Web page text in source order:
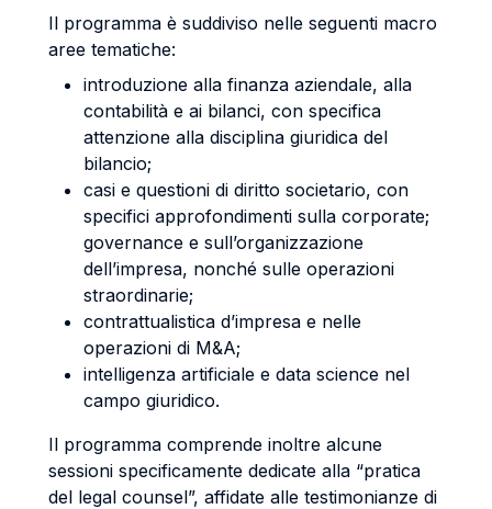
Il programma è suddiviso nelle seguenti macro
aree tematiche:
introduzione alla finanza aziendale, alla
contabilità e ai bilanci, con specifica
attenzione alla disciplina giuridica del
bilancio;
casi e questioni di diritto societario, con
specifici approfondimenti sulla corporate;
governance e sull’organizzazione
dell’impresa, nonché sulle operazioni
straordinarie;
contrattualistica d’impresa e nelle
operazioni di M&A;
intelligenza artificiale e data science nel
campo giuridico.
Il programma comprende inoltre alcune
sessioni specificamente dedicate alla “pratica
del legal counsel”, affidate alle testimonianze di